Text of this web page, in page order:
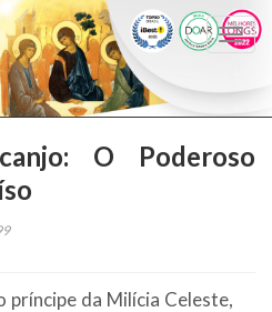
O Poderoso
príncipe da Milícia Celeste,